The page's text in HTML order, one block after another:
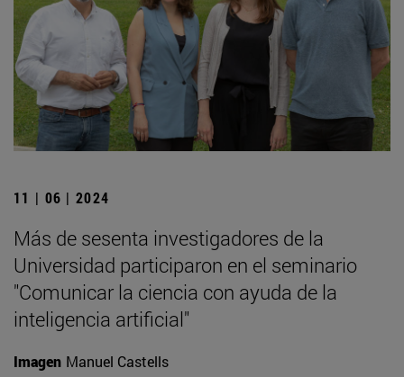
11 | 06 | 2024
Más de sesenta investigadores de la
Universidad participaron en el seminario
"Comunicar la ciencia con ayuda de la
inteligencia artificial"
Imagen Manuel Castells